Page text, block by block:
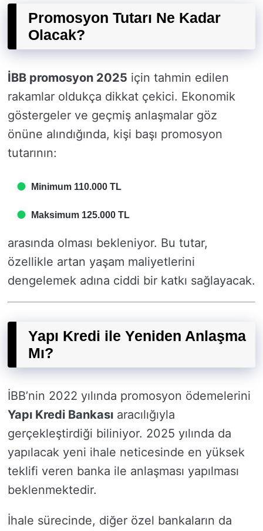
Promosyon Tutarı Ne Kadar
Olacak?
İBB promosyon 2025 için tahmin edilen
rakamlar oldukça dikkat çekici. Ekonomik
göstergeler ve geçmiş anlaşmalar göz
önüne alındığında, kişi başı promosyon
tutarının:
Minimum 110.000 TL
Maksimum 125.000 TL
arasında olması bekleniyor. Bu tutar,
özellikle artan yaşam maliyetlerini
dengelemek adına ciddi bir katkı sağlayacak.
Yapı Kredi ile Yeniden Anlaşma
Mı?
İBB’nin 2022 yılında promosyon ödemelerini
Yapı Kredi Bankası aracılığıyla
gerçekleştirdiği biliniyor. 2025 yılında da
yapılacak yeni ihale neticesinde en yüksek
teklifi veren banka ile anlaşması yapılması
beklenmektedir.
İhale sürecinde, diğer özel bankaların da